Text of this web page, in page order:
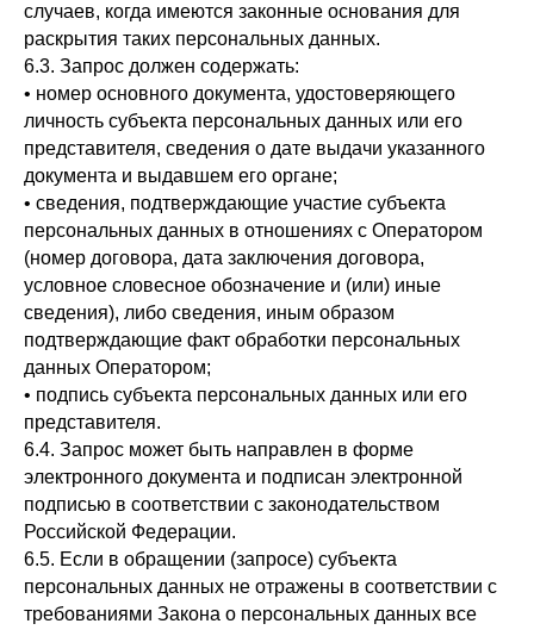
случаев, когда имеются законные основания для
раскрытия таких персональных данных.
6.3. Запрос должен содержать:
• номер основного документа, удостоверяющего
личность субъекта персональных данных или его
представителя, сведения о дате выдачи указанного
документа и выдавшем его органе;
• сведения, подтверждающие участие субъекта
персональных данных в отношениях с Оператором
(номер договора, дата заключения договора,
условное словесное обозначение и (или) иные
сведения), либо сведения, иным образом
подтверждающие факт обработки персональных
данных Оператором;
• подпись субъекта персональных данных или его
представителя.
6.4. Запрос может быть направлен в форме
электронного документа и подписан электронной
подписью в соответствии с законодательством
Российской Федерации.
6.5. Если в обращении (запросе) субъекта
персональных данных не отражены в соответствии с
требованиями Закона о персональных данных все